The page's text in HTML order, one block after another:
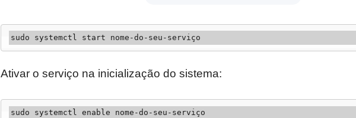
sudo systemctl start nome-do-seu-serviço
Ativar o serviço na inicialização do sistema:
sudo systemctl enable nome-do-seu-serviço